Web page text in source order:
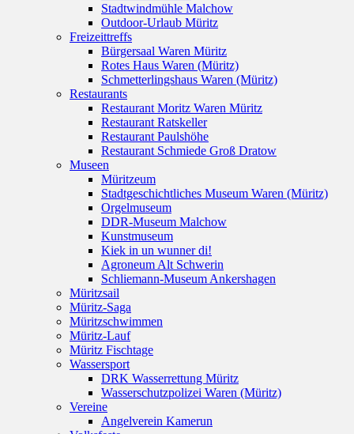
Stadtwindmühle Malchow
Outdoor-Urlaub Müritz
Freizeittreffs
Bürgersaal Waren Müritz
Rotes Haus Waren (Müritz)
Schmetterlingshaus Waren (Müritz)
Restaurants
Restaurant Moritz Waren Müritz
Restaurant Ratskeller
Restaurant Paulshöhe
Restaurant Schmiede Groß Dratow
Museen
Müritzeum
Stadtgeschichtliches Museum Waren (Müritz)
Orgelmuseum
DDR-Museum Malchow
Kunstmuseum
Kiek in un wunner di!
Agroneum Alt Schwerin
Schliemann-Museum Ankershagen
Müritzsail
Müritz-Saga
Müritzschwimmen
Müritz-Lauf
Müritz Fischtage
Wassersport
DRK Wasserrettung Müritz
Wasserschutzpolizei Waren (Müritz)
Vereine
Angelverein Kamerun